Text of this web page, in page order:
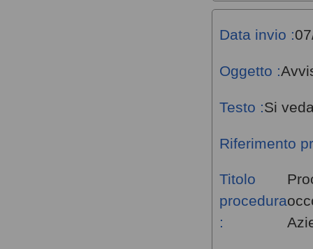
Data invio :
Oggetto :
Testo :Si
Riferimento
Titolo
procedura
: